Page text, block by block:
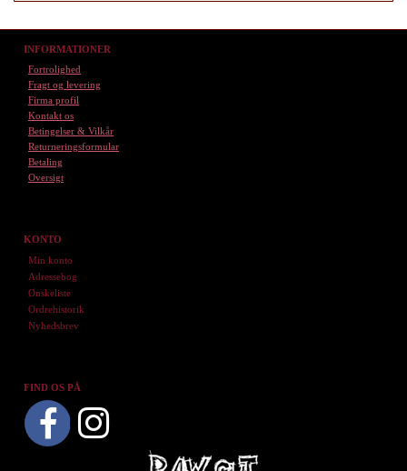
INFORMATIONER
Fortrolighed
Fragt og levering
Firma profil
Kontakt os
Betingelser & Vilkår
Returneringsformular
Betaling
Oversigt
KONTO
Min konto
Adressebog
Ønskeliste
Ordrehistorik
Nyhedsbrev
FIND OS PÅ